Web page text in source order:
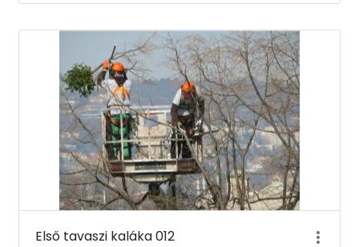
Első tavaszi kaláka 012